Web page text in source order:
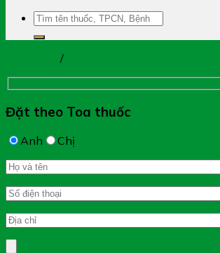
Tìm
kiếm:
/
Đặt theo Toa thuốc
Anh Chị